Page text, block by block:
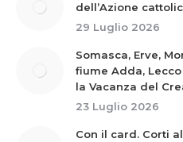
dell’Azione
29 Luglio 2026
Somasca, Erve,
fiume Adda,
la Vacanza del
23 Luglio 2026
Con il card. Corti